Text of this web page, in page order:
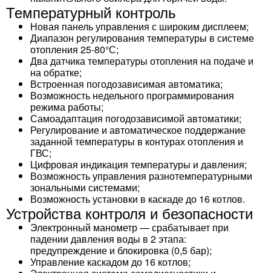
Температурный контроль
Новая панель управления с широким дисплеем;
Диапазон регулирования температуры в системе
отопления 25-80°С;
Два датчика температуры отопления на подаче и
на обратке;
Встроенная погодозависимая автоматика;
Возможность недельного программирования
режима работы;
Самоадаптация погодозависимой автоматики;
Регулирование и автоматическое поддержание
заданной температуры в контурах отопления и
ГВС;
Цифровая индикация температуры и давления;
Возможность управления разнотемпературными
зональными системами;
Возможность установки в каскаде до 16 котлов.
Устройства контроля и безопасности
Электронный манометр — срабатывает при
падении давления воды в 2 этапа:
предупреждение и блокировка (0,5 бар);
Управление каскадом до 16 котлов;